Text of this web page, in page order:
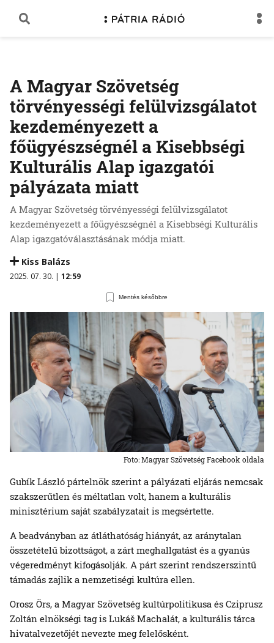
A Magyar Szövetség
törvényességi felülvizsgálatot
kezdeményezett a
főügyészségnél a Kisebbségi
Kulturális Alap igazgatói
pályázata miatt
A Magyar Szövetség törvényességi felülvizsgálatot
kezdeményezett a főügyészségnél a Kisebbségi Kulturális
Alap igazgatóválasztásának módja miatt.
Kiss Balázs
2025. 07. 30. | 12:59
Mentés későbbre
Foto: Magyar Szövetség Facebook oldala
Gubík László pártelnök szerint a pályázati eljárás nemcsak
szakszerűtlen és méltatlan volt, hanem a kulturális
minisztérium saját szabályzatait is megsértette.
A beadványban az átláthatóság hiányát, az aránytalan
összetételű bizottságot, a zárt meghallgatást és a gyanús
végeredményt kifogásolják. A párt szerint rendszerszintű
támadás zajlik a nemzetiségi kultúra ellen.
Orosz Örs, a Magyar Szövetség kultúrpolitikusa és Cziprusz
Zoltán elnökségi tag is Lukáš Machalát, a kulturális tárca
hivatalvezetőjét nevezte meg felelősként.